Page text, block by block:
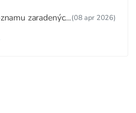
zaradených(08 apr 2026)